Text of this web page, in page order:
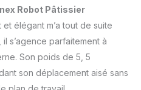
résultats légers et
pour les
tels que les
d'œufs, les
et les meringues
800 ml de
DES PÂTES
Robot Pâtissier
et élégant m’a tout de suite
s’agence parfaitement à
Son poids de 5, 5
son déplacement aisé sans